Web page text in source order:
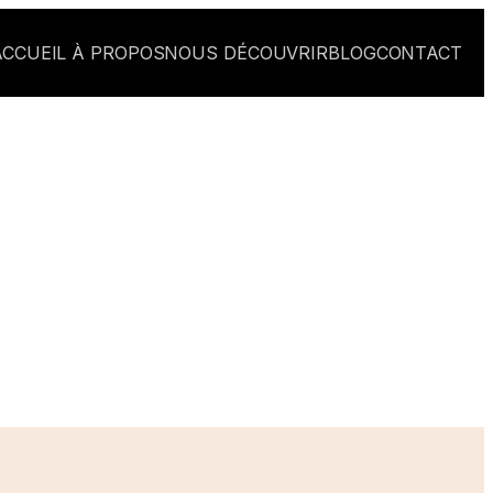
À PROPOSNOUS DÉCOUVRIRBLOGCONTACT